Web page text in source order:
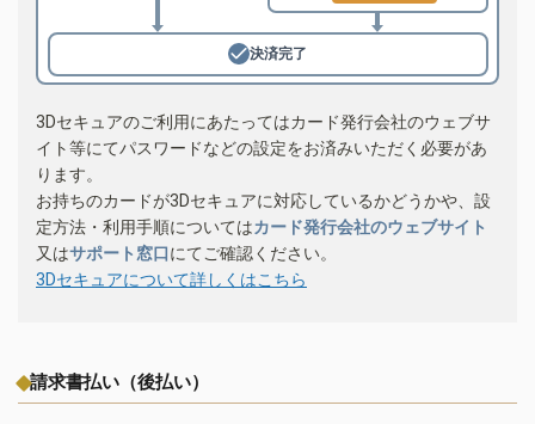
決済完了
3Dセキュアのご利用にあたってはカード発行会社のウェブサ
イト等にてパスワードなどの設定をお済みいただく必要があ
ります。
お持ちのカードが3Dセキュアに対応しているかどうかや、設
定方法・利用手順についてはカード発行会社のウェブサイト
又はサポート窓口にてご確認ください。
3Dセキュアについて詳しくはこちら
請求書払い（後払い）